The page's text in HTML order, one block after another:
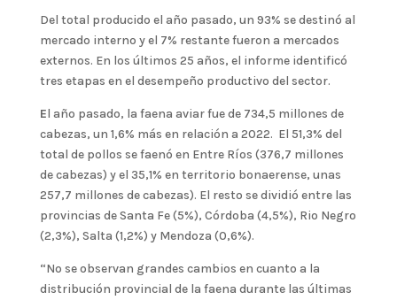
Del total producido el año pasado, un 93% se destinó al
mercado interno y el 7% restante fueron a mercados
externos. En los últimos 25 años, el informe identificó
tres etapas en el desempeño productivo del sector.
El año pasado, la faena aviar fue de 734,5 millones de
cabezas, un 1,6% más en relación a 2022. El 51,3% del
total de pollos se faenó en Entre Ríos (376,7 millones
de cabezas) y el 35,1% en territorio bonaerense, unas
257,7 millones de cabezas). El resto se dividió entre las
provincias de Santa Fe (5%), Córdoba (4,5%), Rio Negro
(2,3%), Salta (1,2%) y Mendoza (0,6%).
“No se observan grandes cambios en cuanto a la
distribución provincial de la faena durante las últimas